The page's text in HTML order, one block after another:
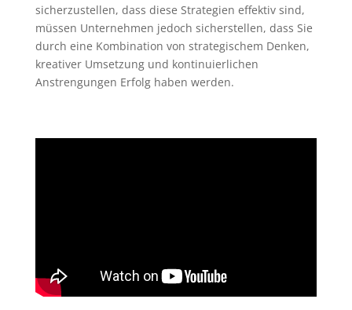
sicherzustellen, dass diese Strategien effektiv sind,
müssen Unternehmen jedoch sicherstellen, dass Sie
durch eine Kombination von strategischem Denken,
kreativer Umsetzung und kontinuierlichen
Anstrengungen Erfolg haben werden.